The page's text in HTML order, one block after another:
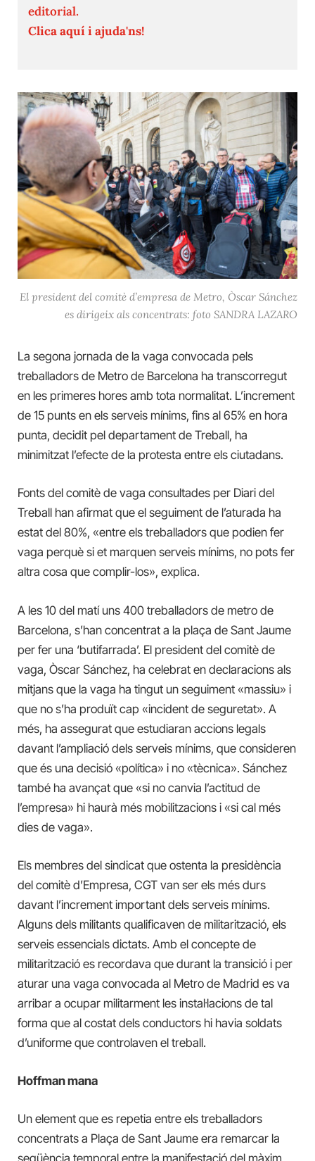
editorial.
Clica aquí i ajuda'ns!
El president del comitè d’empresa de Metro, Òscar Sánchez
es dirigeix als concentrats: foto SANDRA LAZARO
La segona jornada de la vaga convocada pels
treballadors de Metro de Barcelona ha transcorregut
en les primeres hores amb tota normalitat. L’increment
de 15 punts en els serveis mínims, fins al 65% en hora
punta, decidit pel departament de Treball, ha
minimitzat l’efecte de la protesta entre els ciutadans.
Fonts del comitè de vaga consultades per Diari del
Treball han afirmat que el seguiment de l’aturada ha
estat del 80%, «entre els treballadors que podien fer
vaga perquè si et marquen serveis mínims, no pots fer
altra cosa que complir-los», explica.
A les 10 del matí uns 400 treballadors de metro de
Barcelona, s’han concentrat a la plaça de Sant Jaume
per fer una ‘butifarrada’. El president del comitè de
vaga, Òscar Sánchez, ha celebrat en declaracions als
mitjans que la vaga ha tingut un seguiment «massiu» i
que no s’ha produït cap «incident de seguretat». A
més, ha assegurat que estudiaran accions legals
davant l’ampliació dels serveis mínims, que consideren
que és una decisió «política» i no «tècnica». Sánchez
també ha avançat que «si no canvia l’actitud de
l’empresa» hi haurà més mobilitzacions i «si cal més
dies de vaga».
Els membres del sindicat que ostenta la presidència
del comitè d’Empresa, CGT van ser els més durs
davant l’increment important dels serveis mínims.
Alguns dels militants qualificaven de militarització, els
serveis essencials dictats. Amb el concepte de
militarització es recordava que durant la transició i per
aturar una vaga convocada al Metro de Madrid es va
arribar a ocupar militarment les instal·lacions de tal
forma que al costat dels conductors hi havia soldats
d’uniforme que controlaven el treball.
Hoffman mana
Un element que es repetia entre els treballadors
concentrats a Plaça de Sant Jaume era remarcar la